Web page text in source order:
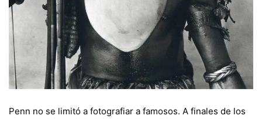
Penn no se limitó a fotografiar a famosos. A finales de los